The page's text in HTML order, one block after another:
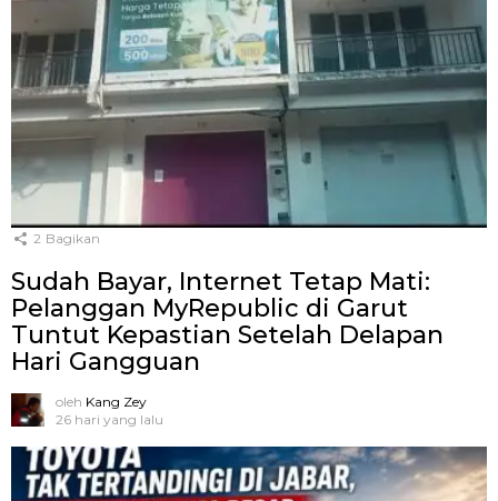
2 Bagikan
Sudah Bayar, Internet Tetap Mati:
Pelanggan MyRepublic di Garut
Tuntut Kepastian Setelah Delapan
Hari Gangguan
oleh Kang Zey
26 hari yang lalu